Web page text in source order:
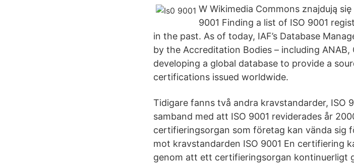
W Wikimedia Commons znajdują
9001 Finding a list of ISO 9001
in the past. As of today, IAF’s Database
by the Accreditation Bodies – including
developing a global database to provide a
certifications issued worldwide.
Tidigare fanns två andra kravstandarder, ISO
samband med att ISO 9001 reviderades år
certifieringsorgan som företag kan vända sig
mot kravstandarden ISO 9001 En certifiering
genom att ett certifieringsorgan kontinuerligt